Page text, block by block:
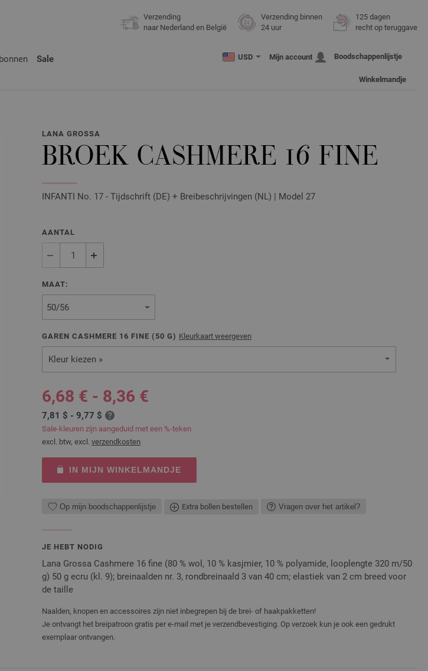
Verzending
naar Nederland en België
Verzending binnen
24 uur
125 dagen
recht op teruggave
Sale USD Mijn account Boodschappenlijstje
Winkelmandje
LANA GROSSA
BROEK CASHMERE 16 FINE
INFANTI No. 17 - Tijdschrift (DE) + Breibeschrijvingen (NL) | Model 27
AANTAL
MAAT:
GAREN CASHMERE 16 FINE ( 50 G) Kleurkaart weergeven
Kleur kiezen »
6,68 € - 8,36 €
7,81 $ - 9,77 $
Sale-kleuren zijn aangeduid met een %-teken
excl. btw, excl. verzendkosten
IN MIJN WINKELMANDJE
Op mijn boodschappenlijstje Extra bollen bestellen Vragen over het artikel?
JE HEBT NODIG
Lana Grossa Cashmere 16 fine (80 % wol, 10 % kasjmier, 10 % polyamide, looplengte 320 m/50
g) 50 g ecru (kl. 9); breinaalden nr. 3, rondbreinaald 3 van 40 cm; elastiek van 2 cm breed voor
de taille
Naalden, knopen en accessoires zijn niet inbegrepen bij de brei- of haakpakketten!
Je ontvangt het breipatroon gratis per e-mail met je verzendbevestiging. Op verzoek kun je ook een gedrukt
exemplaar ontvangen.